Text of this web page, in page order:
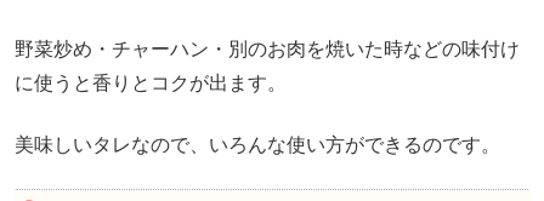
野菜炒め・チャーハン・別のお肉を焼いた時などの味付け
に使うと香りとコクが出ます。
美味しいタレなので、いろんな使い方ができるのです。